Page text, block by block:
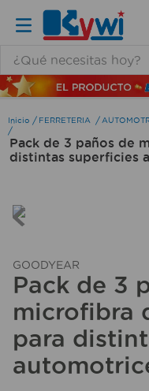
FERRETERIA
Pack de 3 paños de
distintas superficies
GOODYEAR
Pack de 3
microfibra
para
TÉRMINOS MÁS
1 .
lamparas
2.
ducha
5.
7.
cerradura
8.
aspiradora
9.
lavamanos
10 . taladro